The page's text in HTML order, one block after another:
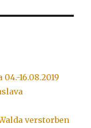
16.08.2019
verstorben